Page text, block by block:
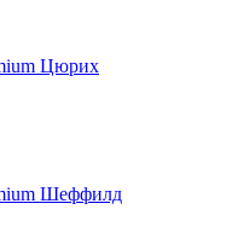
Цюрих
Шеффилд